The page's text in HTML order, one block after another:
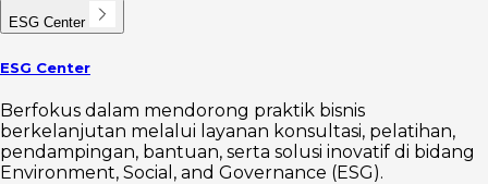
ESG Center
ESG Center
Berfokus dalam mendorong praktik bisnis
berkelanjutan melalui layanan konsultasi, pelatihan,
pendampingan, bantuan, serta solusi inovatif di bidang
Environment, Social, and Governance (ESG).